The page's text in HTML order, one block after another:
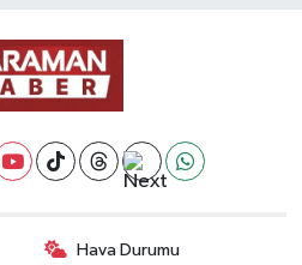
Hava Durumu